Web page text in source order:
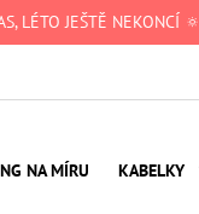
LÉTO JEŠTĚ NEKONCÍ 🔅
NA MÍRU KABELKY